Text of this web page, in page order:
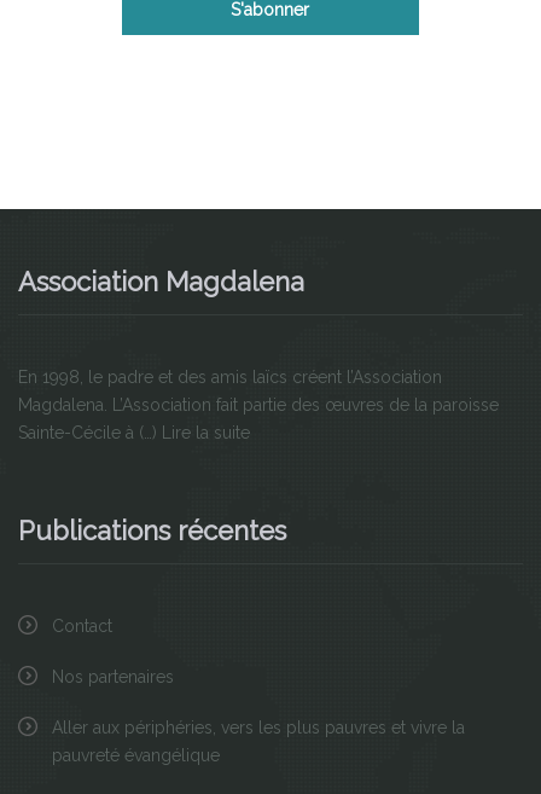
Association Magdalena
En 1998, le padre et des amis laïcs créent l’Association
Magdalena. L’Association fait partie des œuvres de la paroisse
Sainte-Cécile à (…)
Lire la suite
Publications récentes
Contact
Nos partenaires
Aller aux périphéries, vers les plus pauvres et vivre la
pauvreté évangélique